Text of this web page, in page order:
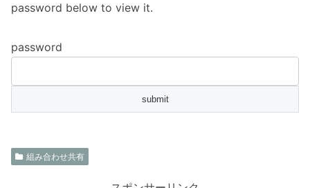
password below to view it.
password
組み合わせ共有